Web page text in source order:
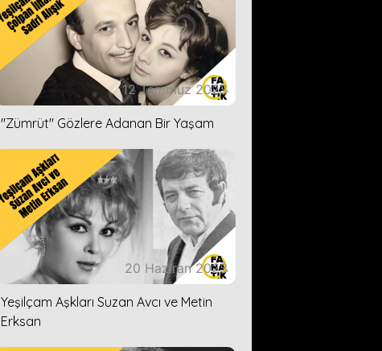
12 Temmuz 2023
''Zümrüt'' Gözlere Adanan Bir Yaşam
20 Haziran 2023
Yeşilçam Aşkları Suzan Avcı ve Metin
Erksan